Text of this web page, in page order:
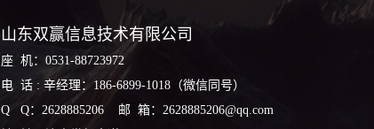
山东双赢信息技术有限公司
座 机：0531-88723972
电 话 : 辛经理：186-6899-1018（微信同号）
Q Q：2628885206 邮 箱：2628885206@qq.com